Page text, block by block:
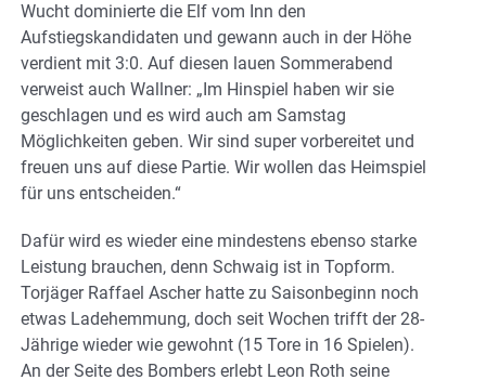
Wucht dominierte die Elf vom Inn den
Aufstiegskandidaten und gewann auch in der Höhe
verdient mit 3:0. Auf diesen lauen Sommerabend
verweist auch Wallner: „Im Hinspiel haben wir sie
geschlagen und es wird auch am Samstag
Möglichkeiten geben. Wir sind super vorbereitet und
freuen uns auf diese Partie. Wir wollen das Heimspiel
für uns entscheiden.“
Dafür wird es wieder eine mindestens ebenso starke
Leistung brauchen, denn Schwaig ist in Topform.
Torjäger Raffael Ascher hatte zu Saisonbeginn noch
etwas Ladehemmung, doch seit Wochen trifft der 28-
Jährige wieder wie gewohnt (15 Tore in 16 Spielen).
An der Seite des Bombers erlebt Leon Roth seine